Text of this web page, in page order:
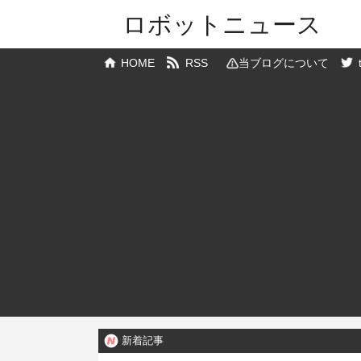
ロボットニュース
HOME RSS 当ブログについて
新着記事